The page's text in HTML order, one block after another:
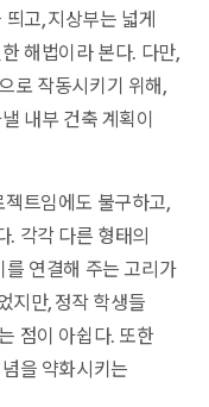
고, 지상부는 넓게
해법이라 본다. 다만,
로 작동시키기 위해,
내부 건축 계획이
트임에도 불구하고,
. 각각 다른 형태의
연결해 주는 고리가
지만, 정작 학생들
점이 아쉽다. 또한
을 약화시키는